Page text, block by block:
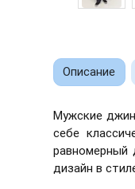
Описание
Мужские
себе
дизайн в